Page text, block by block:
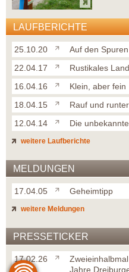
LAUFBERICHTE
25.10.20
Auf den
22.04.17
Rustikales
16.04.16
Klein, aber fein
18.04.15
Rauf und runter
12.04.14
Die
weitere Laufberichte
MELDUNGEN
17.04.05 Geheimtipp
weitere Meldungen
PRESSETICKER
17.02.26
Jahre